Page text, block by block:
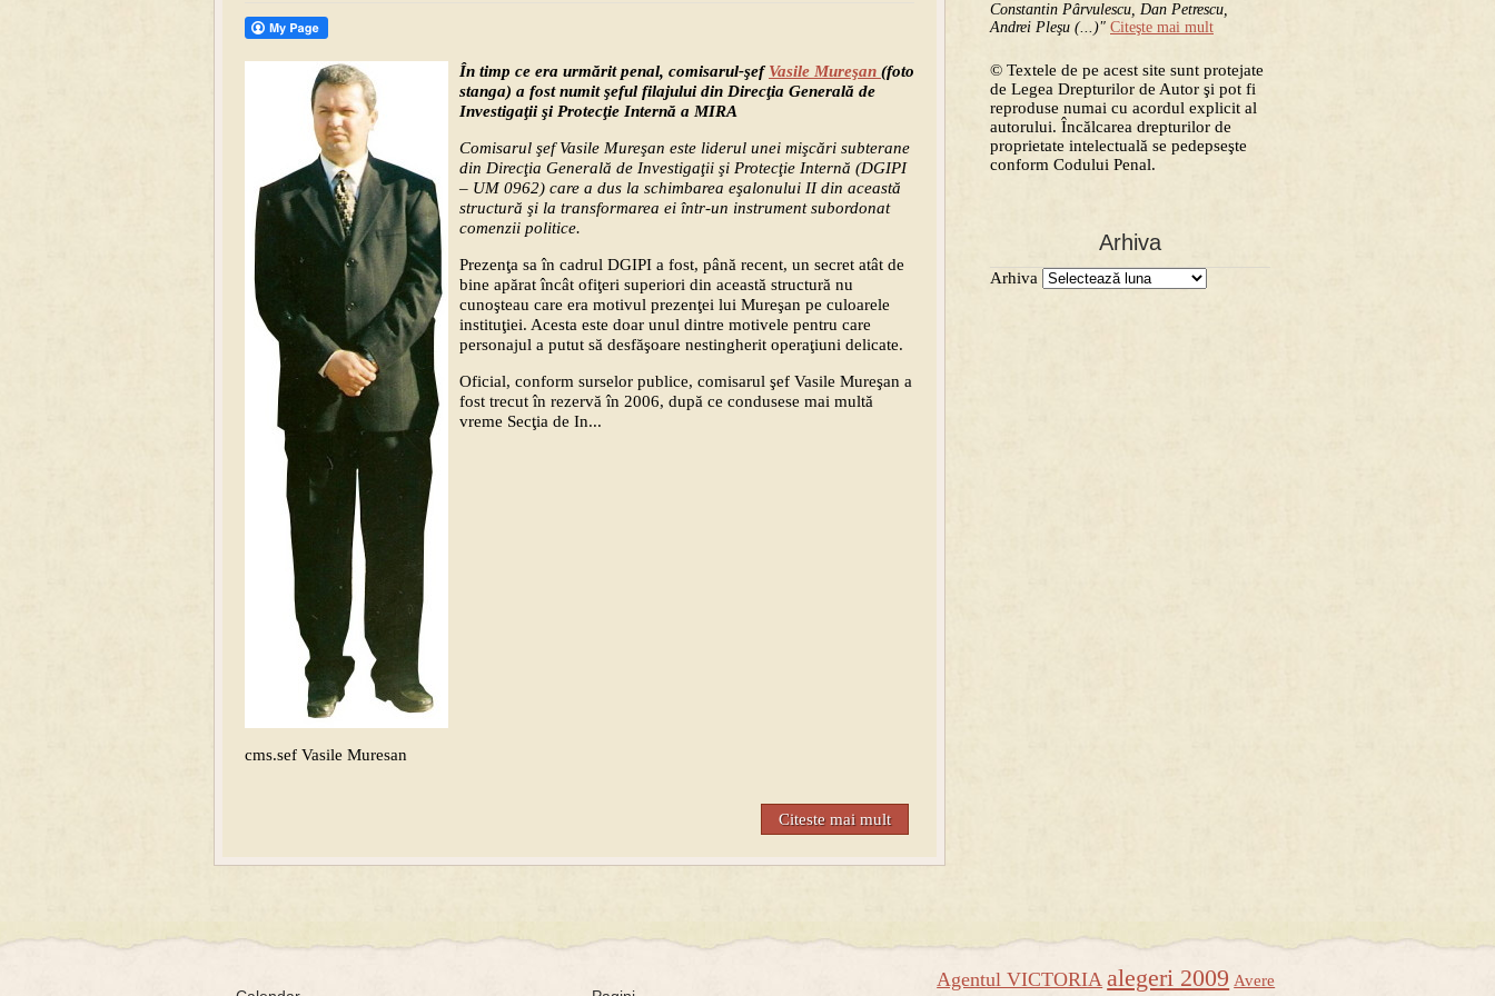
Constantin Pârvulescu, Dan Petrescu,
Andrei Pleşu (...)" Citeşte mai mult
© Textele de pe acest site sunt protejate
de Legea Drepturilor de Autor şi pot fi
reproduse numai cu acordul explicit al
autorului. Încălcarea drepturilor de
proprietate intelectuală se pedepseşte
conform Codului Penal.
Arhiva
Arhiva
cms.sef Vasile Muresan
În timp ce era urmărit penal, comisarul-şefVasile Mureşan (foto
stanga) a fost numit şeful filajului din Direcţia Generală de
Investigaţii şi Protecţie Internă a MIRA
Comisarul şef Vasile Mureşan este liderul unei mişcări subterane
din Direcţia Generală de Investigaţii şi Protecţie Internă (DGIPI
– UM 0962) care a dus la schimbarea eşalonului II din această
structură şi la transformarea ei într-un instrument subordonat
comenzii politice.
Prezenţa sa în cadrul DGIPI a fost, până recent, un secret atât de
bine apărat încât ofiţeri superiori din această structură nu
cunoşteau care era motivul prezenţei lui Mureşan pe culoarele
instituţiei. Acesta este doar unul dintre motivele pentru care
personajul a putut să desfăşoare nestingherit operaţiuni delicate.
Oficial, conform surselor publice, comisarul şef Vasile Mureşan a
fost trecut în rezervă în 2006, după ce condusese mai multă
vreme Secţia de In...
Citeste mai mult
Agentul VICTORIA alegeri 2009 Avere